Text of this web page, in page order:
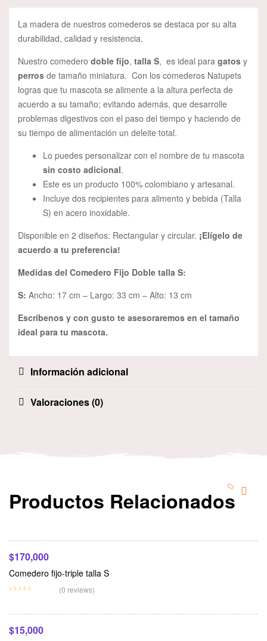
La madera de nuestros comederos se destaca por su alta
durabilidad, calidad y resistencia.
Nuestro comedero doble fijo, talla S, es ideal para gatos y
perros de tamaño miniatura. Con los comederos Natupets
logras que tu mascota se alimente a la altura perfecta de
acuerdo a su tamaño; evitando además, que desarrolle
problemas digestivos con el paso del tiempo y haciendo de
su tiempo de alimentación un deleite total.
Lo puedes personalizar con el nombre de tu mascota
sin costo adicional.
Este es un producto 100% colombiano y artesanal.
Incluye dos recipientes para alimento y bebida (Talla
S) en acero inoxidable.
Disponible en 2 diseños: Rectangular y circular. ¡Elígelo de
acuerdo a tu preferencia!
Medidas del Comedero Fijo Doble talla S:
S: Ancho: 17 cm – Largo: 33 cm – Alto: 13 cm
Escríbenos y con gusto te asesoraremos en el tamaño
ideal para tu mascota.
Información adicional
Valoraciones (0)
Productos Relacionados
Seleccionar Opciones
$170,000
Comedero fijo-triple talla S
(0 reviews)
$15,000